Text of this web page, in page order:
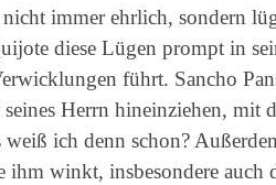
nicht immer ehrlich, sondern
diese Lügen prompt in
führt. Sancho
Herrn hineinziehen, mit
ich denn schon?
winkt, insbesondere auch